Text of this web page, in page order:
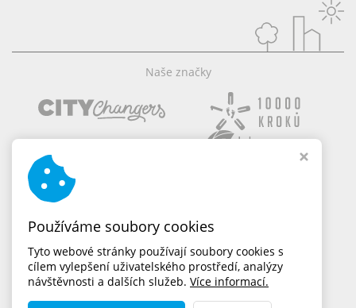
Naše značky
Používáme soubory cookies
Tyto webové stránky používají soubory cookies s
cílem vylepšení uživatelského prostředí, analýzy
návštěvnosti a dalších služeb. Více informací.